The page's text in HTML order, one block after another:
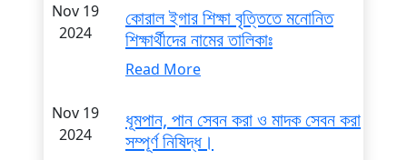
Nov 19
2024
কোরাল ইগার শিক্ষা বৃত্তিতে মনোনিত
শিক্ষার্থীদের নামের তালিকাঃ
Read More
Nov 19
2024
ধূমপান, পান সেবন করা ও মাদক সেবন করা
সম্পূর্ণ নিষিদ্ধ।